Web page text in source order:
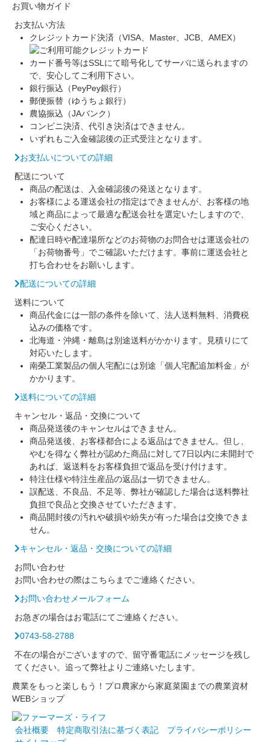
お買い物ガイド
お支払い方法
クレジットカード決済（VISA、Master、JCB、AMEX）
カード番号等はSSLにて暗号化してサーバに送られますの
で、安心してご利用下さい。
銀行振込（PeyPey銀行）
郵便振替（ゆうちょ銀行）
農協振込（JAバンク）
コンビニ決済、代引き決済はできません。
いずれもご入金確認後の正式受注となります。
お支払いについての詳細
配送について
商品の配送は、入金確認後の発送となります。
お客様による運送会社の指定はできませんが、お客様の地
域と商品によって最適な配送会社を選定いたしますので、
ご安心ください。
配達日時や配達場所などのお荷物のお問合せは運送会社の
「お荷物番号」でご確認いただけます。事前に運送会社と
打ち合わせをお願いします。
配送についての詳細
送料について
商品代金には一部の条件を除いて、法人送料無料、消費税
込みの価格です。
北海道・沖縄・離島は別途送料がかかります。見積りにて
対応いたします。
南榮工業製品の個人宅配には別途「個人宅配追加料金」が
かかります。
送料についての詳細
キャンセル・返品・交換について
商品発送後のキャンセルはできません。
商品発送後、お客様都合による返品はできません。但し、
やむを得なく弊社が認めた商品に対して7日以内に未開封で
あれば、返送料をお客様負担で返品を受け付けます。
特注仕様や特注生産品の返品は一切できません。
誤配送、不良品、不足等、弊社が確認した場合は送料弊社
負担で良品と交換させていただきます。
商品開封後の汚れや破損や紛失が有った場合は交換できま
せん。
キャンセル・返品・交換についての詳細
お問い合わせ
お問い合わせの際はこちらまでご連絡ください。
お問い合わせメールフォーム
お急ぎの場合はお電話にてご連絡ください。
0743-58-2788
不在の場合がございますので、留守番電話にメッセージを残し
てください。追って弊社よりご連絡いたします。
農業をもっと楽しもう！プロ農家から家庭菜園までの農業資材
WEBショップ
会社概要 特定商取引法に基づく表記
プライバシーポリシー